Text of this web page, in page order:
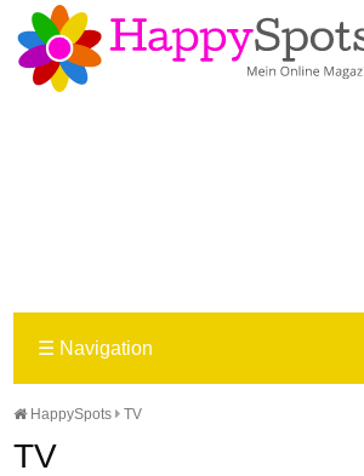
☰ Navigation
HappySpots TV
TV